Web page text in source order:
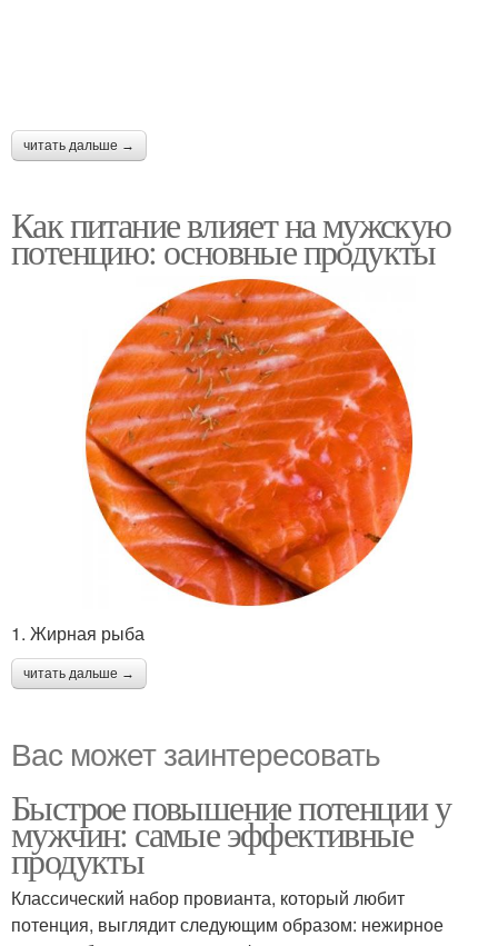
читать дальше →
Как питание влияет на мужскую
потенцию: основные продукты
1. Жирная рыба
читать дальше →
Вас может заинтересовать
Быстрое повышение потенции у
мужчин: самые эффективные
продукты
Классический набор провианта, который любит
потенция, выглядит следующим образом: нежирное